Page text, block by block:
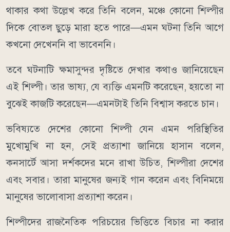
থাকার কথা উল্লেখ করে তিনি বলেন, মঞ্চে কোনো শিল্পীর
দিকে বোতল ছুড়ে মারা হতে পারে—এমন ঘটনা তিনি আগে
কখনো দেখেননি বা ভাবেননি।
তবে ঘটনাটি ক্ষমাসুন্দর দৃষ্টিতে দেখার কথাও জানিয়েছেন
এই শিল্পী। তার ভাষ্য, যে ব্যক্তি এমনটি করেছেন, হয়তো না
বুঝেই কাজটি করেছেন—এমনটাই তিনি বিশ্বাস করতে চান।
ভবিষ্যতে দেশের কোনো শিল্পী যেন এমন পরিস্থিতির
মুখোমুখি না হন, সেই প্রত্যাশা জানিয়ে হাসান বলেন,
কনসার্টে আসা দর্শকদের মনে রাখা উচিত, শিল্পীরা দেশের
এবং সবার। তারা মানুষের জন্যই গান করেন এবং বিনিময়ে
মানুষের ভালোবাসা প্রত্যাশা করেন।
শিল্পীদের রাজনৈতিক পরিচয়ের ভিত্তিতে বিচার না করার